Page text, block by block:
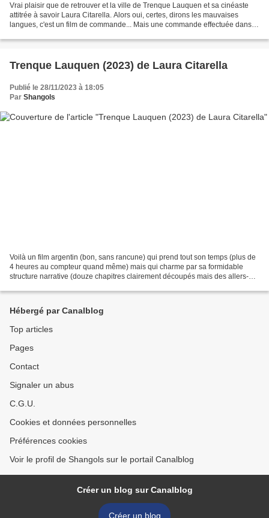
Vrai plaisir que de retrouver et la ville de Trenque Lauquen et sa cinéaste
attitrée à savoir Laura Citarella. Alors oui, certes, dirons les mauvaises
langues, c'est un film de commande... Mais une commande effectuée dans la
Trenque Lauquen (2023) de Laura Citarella
Publié le 28/11/2023 à 18:05
Par Shangols
Voilà un film argentin (bon, sans rancune) qui prend tout son temps (plus de
4 heures au compteur quand même) mais qui charme par sa formidable
structure narrative (douze chapitres clairement découpés mais des allers-
Hébergé par Canalblog
Top articles
Pages
Contact
Signaler un abus
C.G.U.
Cookies et données personnelles
Préférences cookies
Voir le profil de Shangols sur le portail Canalblog
Créer un blog sur Canalblog
Créer un blog